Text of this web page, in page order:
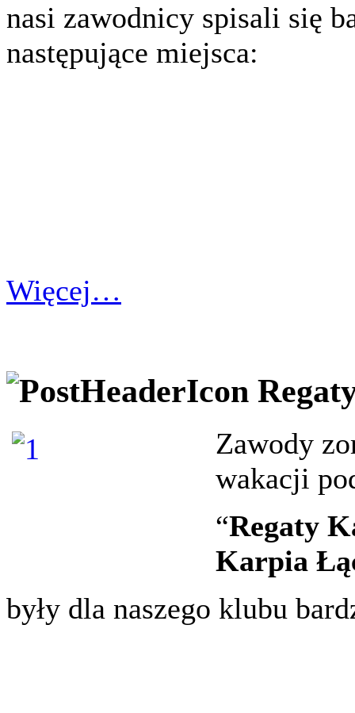
nasi zawodnicy spisali się
następujące miejsca:
Więcej…
Zawody
wakacji
“Regaty
Karpia
były dla naszego klubu